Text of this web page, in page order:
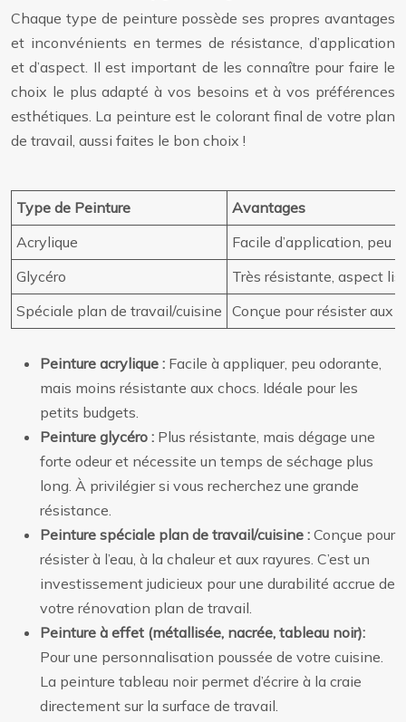
Chaque type de peinture possède ses propres avantages
et inconvénients en termes de résistance, d’application
et d’aspect. Il est important de les connaître pour faire le
choix le plus adapté à vos besoins et à vos préférences
esthétiques. La peinture est le colorant final de votre plan
de travail, aussi faites le bon choix !
Type de Peinture
Avantages
Acrylique
Facile d’application, peu
Glycéro
Très résistante, aspect
Spéciale plan de travail/cuisine Conçue pour résister aux
Peinture acrylique : Facile à appliquer, peu odorante,
mais moins résistante aux chocs. Idéale pour les
petits budgets.
Peinture glycéro : Plus résistante, mais dégage une
forte odeur et nécessite un temps de séchage plus
long. À privilégier si vous recherchez une grande
résistance.
Peinture spéciale plan de travail/cuisine : Conçue pour
résister à l’eau, à la chaleur et aux rayures. C’est un
investissement judicieux pour une durabilité accrue de
votre rénovation plan de travail.
Peinture à effet (métallisée, nacrée, tableau noir):
Pour une personnalisation poussée de votre cuisine.
La peinture tableau noir permet d’écrire à la craie
directement sur la surface de travail.